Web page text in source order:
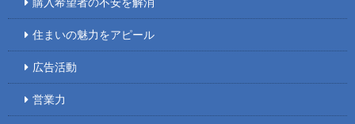
住まいの魅力をアピール
広告活動
営業力